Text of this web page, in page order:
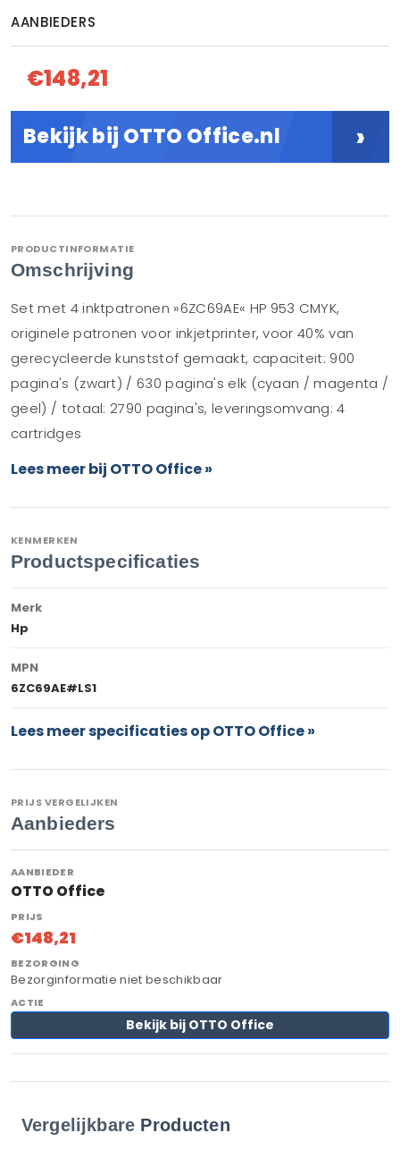
AANBIEDERS
€148,21
Bekijk bij OTTO Office.nl ›
PRODUCTINFORMATIE
Omschrijving
Set met 4 inktpatronen »6ZC69AE« HP 953 CMYK,
originele patronen voor inkjetprinter, voor 40% van
gerecycleerde kunststof gemaakt, capaciteit: 900
pagina's (zwart) / 630 pagina's elk (cyaan / magenta /
geel) / totaal: 2790 pagina's, leveringsomvang: 4
cartridges
Lees meer bij OTTO Office »
KENMERKEN
Productspecificaties
Merk
Hp
MPN
6ZC69AE#LS1
Lees meer specificaties op OTTO Office »
PRIJS VERGELIJKEN
Aanbieders
OTTO Office
€148,21
Bezorginformatie niet beschikbaar
Bekijk bij OTTO Office
Vergelijkbare Producten